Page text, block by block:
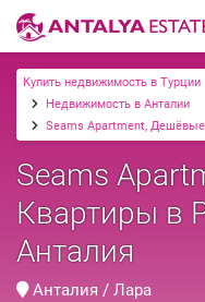
Купить недвижимость в Турции
Недвижимость в Анталии
Seams Apartment,
Seams
Квартиры в
Анталия
Анталия / Лара